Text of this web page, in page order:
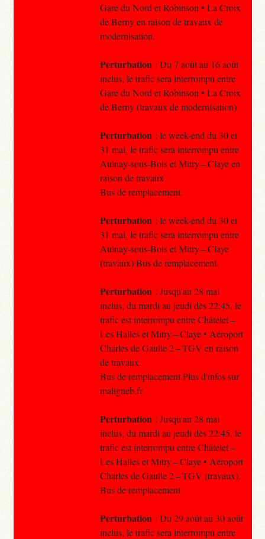
Gare du Nord et Robinson • La Croix
de Berny en raison de travaux de
modernisation.
Perturbation : Du 7 août au 16 août
inclus, le trafic sera interrompu entre
Gare du Nord et Robinson • La Croix
de Berny (travaux de modernisation).
Perturbation : le week-end du 30 et
31 mai, le trafic sera interrompu entre
Aulnay-sous-Bois et Mitry – Claye en
raison de travaux
Bus de remplacement.
Perturbation : le week-end du 30 et
31 mai, le trafic sera interrompu entre
Aulnay-sous-Bois et Mitry – Claye
(travaux) Bus de remplacement.
Perturbation : Jusqu'au 28 mai
inclus, du mardi au jeudi dès 22:45, le
trafic est interrompu entre Châtelet –
Les Halles et Mitry – Claye • Aéroport
Charles de Gaulle 2 – TGV en raison
de travaux.
Bus de remplacement.Plus d'infos sur
maligneb.fr
Perturbation : Jusqu'au 28 mai
inclus, du mardi au jeudi dès 22:45, le
trafic est interrompu entre Châtelet –
Les Halles et Mitry – Claye • Aéroport
Charles de Gaulle 2 – TGV (travaux).
Bus de remplacement.
Perturbation : Du 29 août au 30 août
inclus, le trafic sera interrompu entre